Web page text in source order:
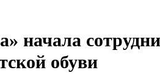
начала
обуви